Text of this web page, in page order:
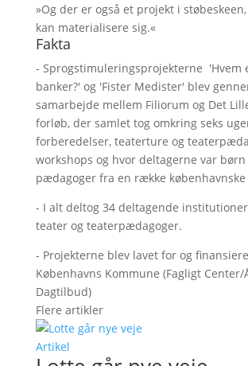
»Og der er også et projekt i
kan materialisere sig.«
Fakta
- Sprogstimuleringsprojekterne 'Hvem
banker?' og 'Fister Medister' blev
samarbejde mellem Filiorum og Det
forløb, der samlet tog omkring seks
forberedelser, teaterture og
workshops og hvor deltagerne var børn
pædagoger fra en række
- I alt deltog 34 deltagende
teater og teaterpædagoger.
- Projekterne blev lavet for og
Københavns Kommune (Fagligt Center/
Dagtilbud)
Flere artikler
Artikel